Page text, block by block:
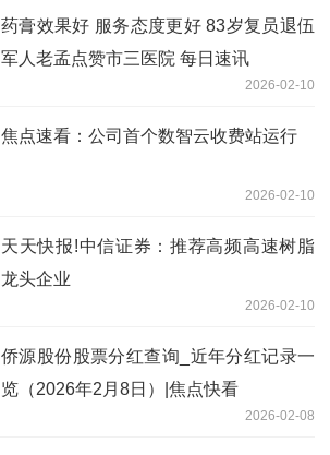
药膏效果好 服务态度更好 83岁复员退伍
军人老孟点赞市三医院 每日速讯
2026-02-10
焦点速看：公司首个数智云收费站运行
2026-02-10
天天快报!中信证券：推荐高频高速树脂
龙头企业
2026-02-10
侨源股份股票分红查询_近年分红记录一
览（2026年2月8日）|焦点快看
2026-02-08